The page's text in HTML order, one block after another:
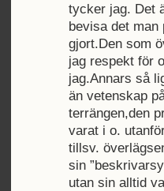
tycker jag. Det
bevisa det man
gjort.Den som
jag respekt för
jag.Annars så
än vetenskap
terrängen,den
varat i o.
tillsv.
sin
utan sin alltid